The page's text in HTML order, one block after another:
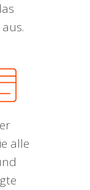
alle